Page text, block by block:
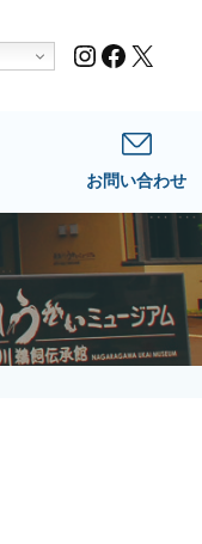
Instagram
Facebook
X
お問い合わせ